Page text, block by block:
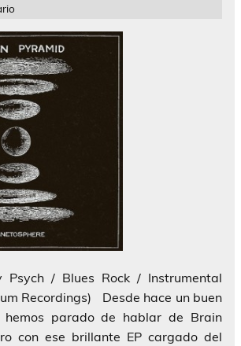
Psych / Blues Rock / Instrumental
Recordings) Desde hace un buen
parado de hablar de Brain
con ese brillante EP cargado del